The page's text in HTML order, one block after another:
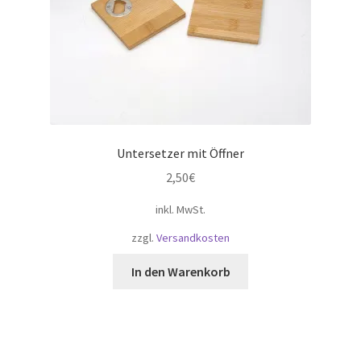
Untersetzer mit Öffner
2,50€
inkl. MwSt.
zzgl. Versandkosten
In den Warenkorb